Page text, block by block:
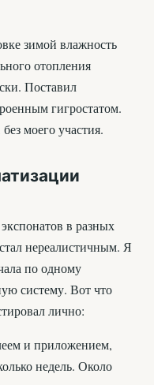
зимой влажность
отопления
Поставил
гигростатом.
моего участия.
в разных
нереалистичным. Я
по одному
систему. Вот что
лично:
и приложением,
недель. Около